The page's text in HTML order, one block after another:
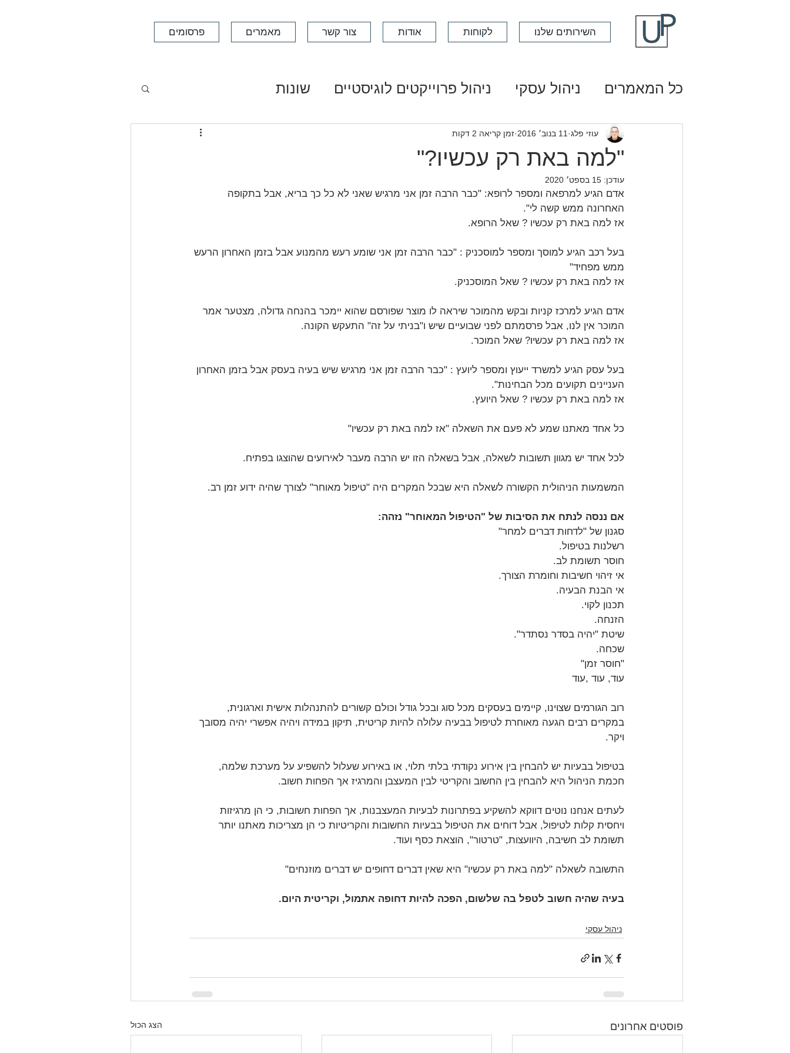
השירותים שלנו לקוחות אודות צור קשר מאמרים פרסומים
כל המאמרים ניהול עסקי ניהול פרוייקטים לוגיסטיים שונות
"למה באת רק עכשיו?"
עוזי פלג 11 בנוב׳ 2016 זמן קריאה 2 דקות
עודכן: 15 בספט׳ 2020
אדם הגיע למרפאה ומספר לרופא: "כבר הרבה זמן אני מרגיש שאני לא כל כך בריא, אבל בתקופה
האחרונה ממש קשה לי".
אז למה באת רק עכשיו ? שאל הרופא.
בעל רכב הגיע למוסך ומספר למוסכניק : "כבר הרבה זמן אני שומע רעש מהמנוע אבל בזמן האחרון הרעש
ממש מפחיד"
אז למה באת רק עכשיו ? שאל המוסכניק.
אדם הגיע למרכז קניות ובקש מהמוכר שיראה לו מוצר שפורסם שהוא יימכר בהנחה גדולה, מצטער אמר
המוכר אין לנו, אבל פרסמתם לפני שבועיים שיש ו"בניתי על זה" התעקש הקונה.
אז למה באת רק עכשיו? שאל המוכר.
בעל עסק הגיע למשרד ייעוץ ומספר ליועץ : "כבר הרבה זמן אני מרגיש שיש בעיה בעסק אבל בזמן האחרון
העניינים תקועים מכל הבחינות".
אז למה באת רק עכשיו ? שאל היועץ.
כל אחד מאתנו שמע לא פעם את השאלה "אז למה באת רק עכשיו"
לכל אחד יש מגוון תשובות לשאלה, אבל בשאלה הזו יש הרבה מעבר לאירועים שהוצגו בפתיח.
המשמעות הניהולית הקשורה לשאלה היא שבכל המקרים היה "טיפול מאוחר" לצורך שהיה ידוע זמן רב.
אם ננסה לנתח את הסיבות של "הטיפול המאוחר" נזהה:
סגנון של "לדחות דברים למחר"
רשלנות בטיפול.
חוסר תשומת לב.
אי זיהוי חשיבות וחומרת הצורך.
אי הבנת הבעיה.
תכנון לקוי.
הזנחה.
שיטת "יהיה בסדר נסתדר".
שכחה.
"חוסר זמן"
עוד, עוד ,עוד
רוב הגורמים שצוינו, קיימים בעסקים מכל סוג ובכל גודל וכולם קשורים להתנהלות אישית וארגונית,
במקרים רבים הגעה מאוחרת לטיפול בבעיה עלולה להיות קריטית, תיקון במידה ויהיה אפשרי יהיה מסובך
ויקר.
בטיפול בבעיות יש להבחין בין אירוע נקודתי בלתי תלוי, או באירוע שעלול להשפיע על מערכת שלמה,
חכמת הניהול היא להבחין בין החשוב והקריטי לבין המעצבן והמרגיז אך הפחות חשוב.
לעתים אנחנו נוטים דווקא להשקיע בפתרונות לבעיות המעצבנות, אך הפחות חשובות, כי הן מרגיזות
ויחסית קלות לטיפול, אבל דוחים את הטיפול בבעיות החשובות והקריטיות כי הן מצריכות מאתנו יותר
תשומת לב חשיבה, היוועצות, "טרטור", הוצאת כסף ועוד.
התשובה לשאלה "למה באת רק עכשיו" היא שאין דברים דחופים יש דברים מוזנחים"
בעיה שהיה חשוב לטפל בה שלשום, הפכה להיות דחופה אתמול, וקריטית היום.
ניהול עסקי
פוסטים אחרונים הצג הכול